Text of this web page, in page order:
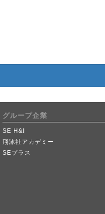
グループ企業
SE H&I
翔泳社アカデミー
SEプラス